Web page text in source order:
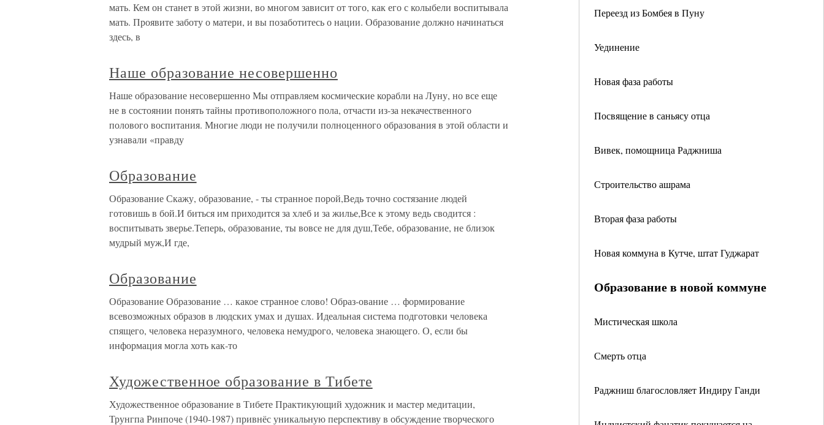
Переезд из Бомбея в Пуну
Уединение
Новая фаза работы
Посвящение в саньясу отца
Вивек, помощница Раджниша
Строительство ашрама
Вторая фаза работы
Новая коммуна в Кутче, штат Гуджарат
Образование в новой коммуне
Мистическая школа
Смерть отца
Раджниш благословляет Индиру Ганди
мать. Кем он станет в этой жизни, во многом зависит от того, как его с колыбели воспитывала
мать. Проявите заботу о матери, и вы позаботитесь о нации. Образование должно начинаться
здесь, в
Наше образование несовершенно
Наше образование несовершенно Мы отправляем космические корабли на Луну, но все еще
не в состоянии понять тайны противоположного пола, отчасти из-за некачественного
полового воспитания. Многие люди не получили полноценного образования в этой области и
узнавали «правду
Образование
Образование Скажу, образование, - ты странное порой,Ведь точно состязание людей
готовишь в бой.И биться им приходится за хлеб и за жилье,Все к этому ведь сводится :
воспитывать зверье.Теперь, образование, ты вовсе не для душ,Тебе, образование, не близок
мудрый муж,И где,
Образование
Образование Образование … какое странное слово! Образ-ование … формирование
всевозможных образов в людских умах и душах. Идеальная система подготовки человека
спящего, человека неразумного, человека немудрого, человека знающего. О, если бы
информация могла хоть как-то
Художественное образование в Тибете
Художественное образование в Тибете Практикующий художник и мастер медитации,
Трунгпа Ринпоче (1940-1987) привнёс уникальную перспективу в обсуждение творческого